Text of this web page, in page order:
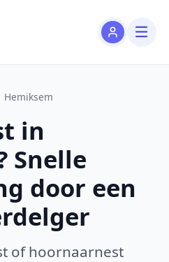
Hemiksem
in
Snelle
door een
of hoornaarnest